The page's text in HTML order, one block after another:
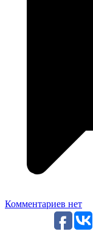
Комментариев нет